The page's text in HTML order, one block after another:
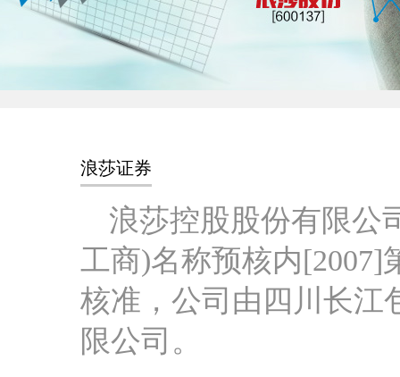
浪莎证券
浪莎控股股份有限公
工商)名称预核内[2007]
核准，公司由四川长江
限公司。